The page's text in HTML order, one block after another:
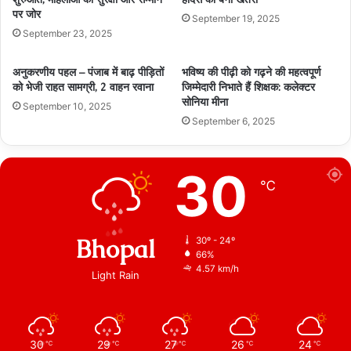
पर जोर
September 23, 2025
September 19, 2025
अनुकरणीय पहल – पंजाब में बाढ़ पीड़ितों
को भेजी राहत सामग्री, 2 वाहन रवाना
September 10, 2025
भविष्य की पीढ़ी को गढ़ने की महत्वपूर्ण
जिम्मेदारी निभाते हैं शिक्षक: कलेक्टर
सोनिया मीना
September 6, 2025
Bhopal
Light Rain
30 ℃
30º - 24º
66%
4.57 km/h
30 ℃ 29 ℃ 27 ℃ 26 ℃ 24 ℃